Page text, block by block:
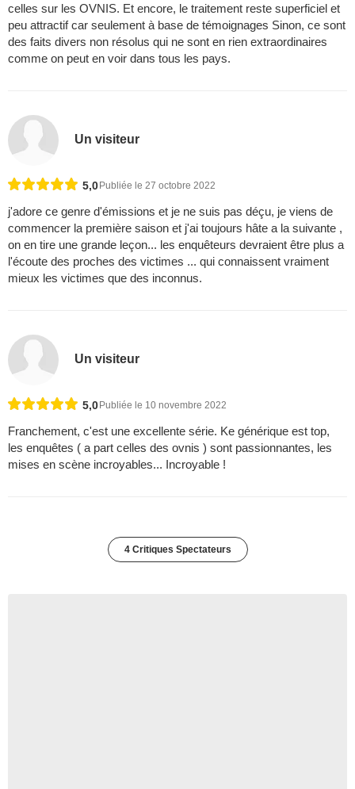
celles sur les OVNIS. Et encore, le traitement reste superficiel et
peu attractif car seulement à base de témoignages Sinon, ce sont
des faits divers non résolus qui ne sont en rien extraordinaires
comme on peut en voir dans tous les pays.
Un visiteur
5,0 Publiée le 27 octobre 2022
j'adore ce genre d'émissions et je ne suis pas déçu, je viens de
commencer la première saison et j'ai toujours hâte a la suivante ,
on en tire une grande leçon... les enquêteurs devraient être plus a
l'écoute des proches des victimes ... qui connaissent vraiment
mieux les victimes que des inconnus.
Un visiteur
5,0 Publiée le 10 novembre 2022
Franchement, c'est une excellente série. Ke générique est top,
les enquêtes ( a part celles des ovnis ) sont passionnantes, les
mises en scène incroyables... Incroyable !
4 Critiques Spectateurs